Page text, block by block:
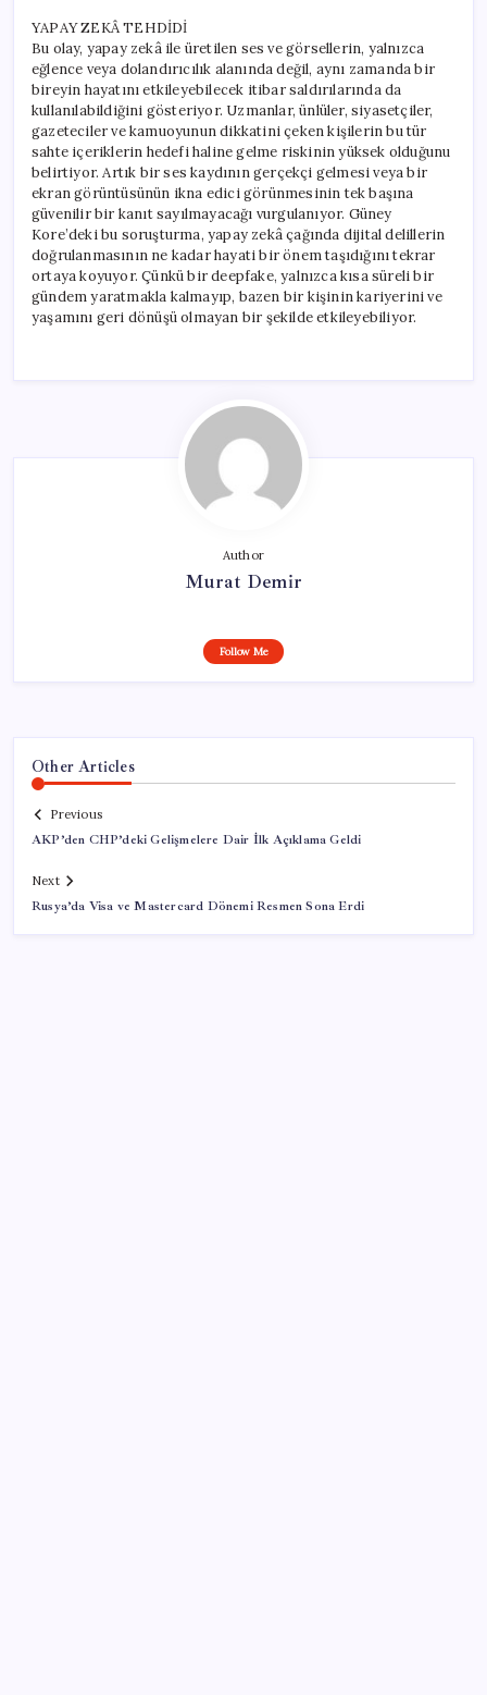
YAPAY ZEKÂ TEHDİDİ
Bu olay, yapay zekâ ile üretilen ses ve görsellerin, yalnızca
eğlence veya dolandırıcılık alanında değil, aynı zamanda bir
bireyin hayatını etkileyebilecek itibar saldırılarında da
kullanılabildiğini gösteriyor. Uzmanlar, ünlüler, siyasetçiler,
gazeteciler ve kamuoyunun dikkatini çeken kişilerin bu tür
sahte içeriklerin hedefi haline gelme riskinin yüksek olduğunu
belirtiyor. Artık bir ses kaydının gerçekçi gelmesi veya bir
ekran görüntüsünün ikna edici görünmesinin tek başına
güvenilir bir kanıt sayılmayacağı vurgulanıyor. Güney
Kore’deki bu soruşturma, yapay zekâ çağında dijital delillerin
doğrulanmasının ne kadar hayati bir önem taşıdığını tekrar
ortaya koyuyor. Çünkü bir deepfake, yalnızca kısa süreli bir
gündem yaratmakla kalmayıp, bazen bir kişinin kariyerini ve
yaşamını geri dönüşü olmayan bir şekilde etkileyebiliyor.
Author
Murat Demir
Follow Me
Other Articles
Previous
AKP’den CHP’deki Gelişmelere Dair İlk Açıklama Geldi
Next
Rusya’da Visa ve Mastercard Dönemi Resmen Sona Erdi